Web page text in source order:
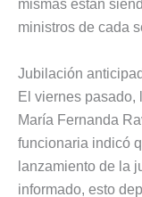
mismas están
ministros de cada
Jubilación
El viernes pasado,
María Fernanda
funcionaria indicó
lanzamiento de la
informado, esto